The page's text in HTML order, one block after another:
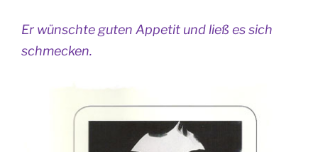
Er wünschte guten Appetit und ließ es sich
schmecken.